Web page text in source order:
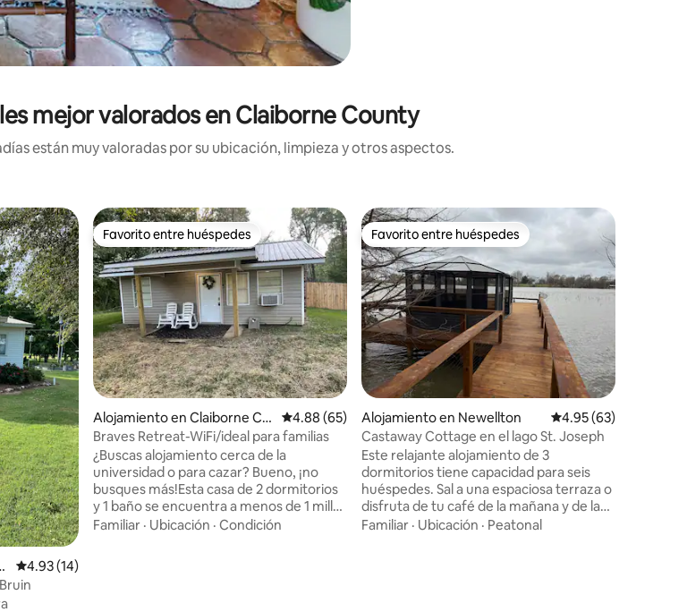
mejor valorados en Claiborne County
están muy valoradas por su ubicación, limpieza y otros aspectos.
Calificación promedio: 4.93 de 5, 14 reseñas
4.93 (14)
Favorito entre huéspedes
Favorito entre huéspedes
Alojamiento en Claiborne Co
unty
Calificación promedio: 4.88 de 5, 65 reseñas
4.88 (65)
Braves Retreat-WiFi/ideal para familias
¿Buscas alojamiento cerca de la
universidad o para cazar? Bueno, ¡no
busques más!Esta casa de 2 dormitorios
y 1 baño se encuentra a menos de 1 milla
de la Universidad Estatal de Alcorn. Ya
Familiar · Ubicación · Condición
Favorito entre huéspedes
Favorito entre huéspedes
Alojamiento en Newellton Calificación
4.95 (63)
Castaway Cottage en el lago St. Joseph
Este relajante alojamiento de 3
dormitorios tiene capacidad para seis
huéspedes. Sal a una espaciosa terraza o
disfruta de tu café de la mañana y de las
puestas de sol desde el muelle privado.
Familiar · Ubicación · Peatonal